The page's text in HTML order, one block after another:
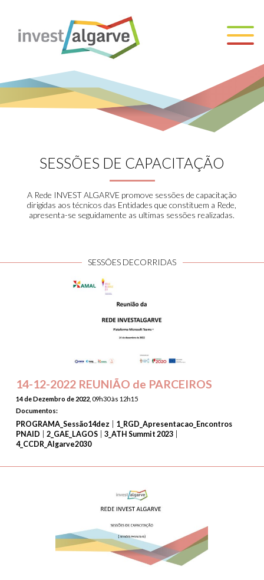
SESSÕES DE CAPACITAÇÃO
A Rede INVEST ALGARVE promove sessões de capacitação
dirigidas aos técnicos das Entidades que constituem a Rede,
apresenta-se seguidamente as ultimas sessões realizadas.
SESSÕES DECORRIDAS
14-12-2022 REUNIÃO de PARCEIROS
14 de Dezembro de 2022, 09h30 às 12h15
Documentos:
PROGRAMA_Sessão14dez | 1_RGD_Apresentacao_Encontros
PNAID | 2_GAE_LAGOS| 3_ATH Summit 2023|
4_CCDR_Algarve2030